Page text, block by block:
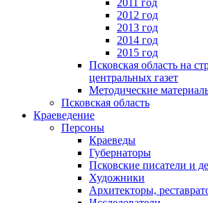
2012 год
2013 год
2014 год
2015 год
Псковская область на
центральных газет
Методические
Псковская область
Краеведение
Персоны
Краеведы
Губернаторы
Псковские писатели и
Художники
Архитекторы,